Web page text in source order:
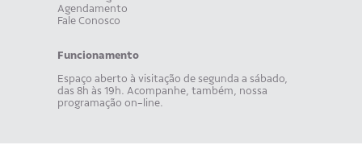
Agendamento
Fale Conosco
Funcionamento
Espaço aberto à visitação de segunda a sábado,
das 8h às 19h. Acompanhe, também, nossa
programação on-line.